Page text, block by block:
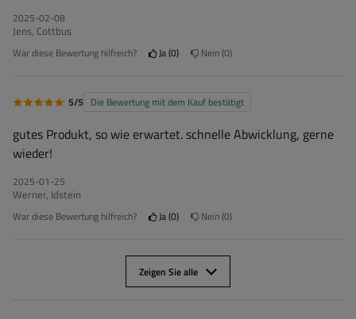
2025-02-08
Jens, Cottbus
War diese Bewertung hilfreich? Ja 0 Nein 0
5/5 Die Bewertung mit dem Kauf bestätigt
gutes Produkt, so wie erwartet. schnelle Abwicklung, gerne
wieder!
2025-01-25
Werner, Idstein
War diese Bewertung hilfreich? Ja 0 Nein 0
Zeigen Sie alle